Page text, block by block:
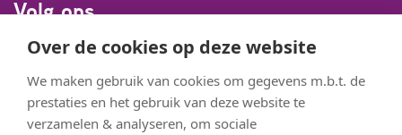
Over de cookies op deze website
We maken gebruik van cookies om gegevens m.b.t. de
prestaties en het gebruik van deze website te
verzamelen & analyseren, om sociale
Volg ons
Instagram
Youtube